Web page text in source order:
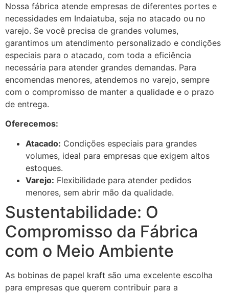
Nossa fábrica atende empresas de diferentes portes e
necessidades em Indaiatuba, seja no atacado ou no
varejo. Se você precisa de grandes volumes,
garantimos um atendimento personalizado e condições
especiais para o atacado, com toda a eficiência
necessária para atender grandes demandas. Para
encomendas menores, atendemos no varejo, sempre
com o compromisso de manter a qualidade e o prazo
de entrega.
Oferecemos:
Atacado: Condições especiais para grandes
volumes, ideal para empresas que exigem altos
estoques.
Varejo: Flexibilidade para atender pedidos
menores, sem abrir mão da qualidade.
Sustentabilidade: O
Compromisso da Fábrica
com o Meio Ambiente
As bobinas de papel kraft são uma excelente escolha
para empresas que querem contribuir para a